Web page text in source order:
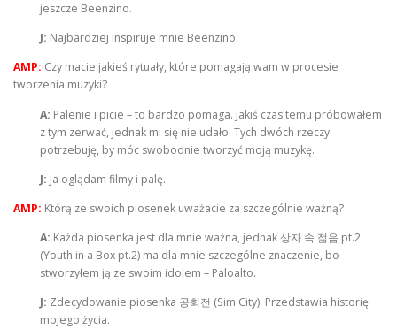
jeszcze Beenzino.
J: Najbardziej inspiruje mnie Beenzino.
AMP: Czy macie jakieś rytuały, które pomagają wam w procesie
tworzenia muzyki?
A: Palenie i picie – to bardzo pomaga. Jakiś czas temu próbowałem
z tym zerwać, jednak mi się nie udało. Tych dwóch rzeczy
potrzebuję, by móc swobodnie tworzyć moją muzykę.
J: Ja oglądam filmy i palę.
AMP: Którą ze swoich piosenek uważacie za szczególnie ważną?
A: Każda piosenka jest dla mnie ważna, jednak 상자 속 젊음 pt.2
(Youth in a Box pt.2) ma dla mnie szczególne znaczenie, bo
stworzyłem ją ze swoim idolem – Paloalto.
J: Zdecydowanie piosenka 공회전 (Sim City). Przedstawia historię
mojego życia.